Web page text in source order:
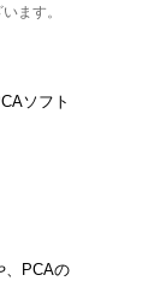
ます。
ソフト
、PCAの